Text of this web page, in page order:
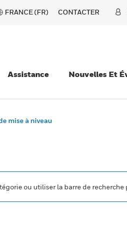
FRANCE (FR) CONTACTER
Assistance Nouvelles Et
mise à niveau
ou utiliser la barre de